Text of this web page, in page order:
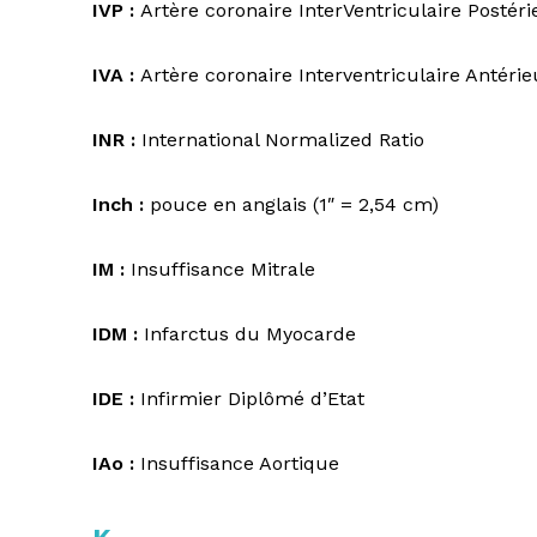
IVP : Artère coronaire InterVentriculaire
IVA : Artère coronaire Interventriculaire
INR : International Normalized Ratio
Inch : pouce en anglais (1″ = 2,54 cm)
IM : Insuffisance Mitrale
IDM : Infarctus du Myocarde
IDE : Infirmier Diplômé d’Etat
IAo : Insuffisance Aortique